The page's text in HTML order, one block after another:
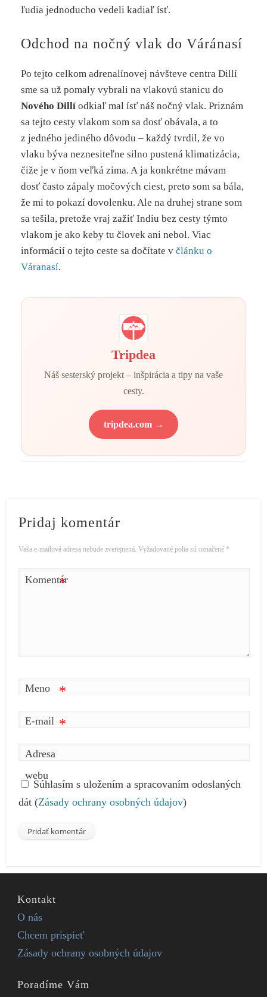
ľudia jednoducho vedeli kadiaľ ísť.
Odchod na nočný vlak do Váránasí
Po tejto celkom adrenalínovej návšteve centra Dillí
sme sa už pomaly vybrali na vlakovú stanicu do
Nového Dillí odkiaľ mal ísť náš nočný vlak. Priznám
sa tejto cesty vlakom som sa dosť obávala, a to
z jedného jediného dôvodu – každý tvrdil, že vo
vlaku býva neznesiteľne silno pustená klimatizácia,
čiže je v ňom veľká zima. A ja konkrétne mávam
dosť často zápaly močových ciest, preto som sa bála,
že mi to pokazí dovolenku. Ale na druhej strane som
sa tešila, pretože vraj zažiť Indiu bez cesty týmto
vlakom je ako keby tu človek ani nebol. Viac
informácií o tejto ceste sa dočítate včlánku o
Váranasí.
Tripdea
Náš sesterský projekt – inšpirácia a tipy na vaše
cesty.
tripdea.com →
Pridaj komentár
Vaša e-mailová adresa nebude zverejnená. Vyžadované polia sú označené *
Komentár
*
Meno *
E-mail *
Adresa
webu
Súhlasím s uložením a spracovaním odoslaných
dát (Zásady ochrany osobných údajov)
Kontakt
O nás
Chcem prispieť
Zásady ochrany osobných údajov
Poradíme Vám